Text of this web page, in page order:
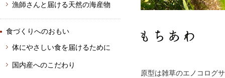
原型は雑草のエノコログ
漁師さんと届ける天然の海産物
食づくりへのおもい
体にやさしい食を届けるために
国内産へのこだわり